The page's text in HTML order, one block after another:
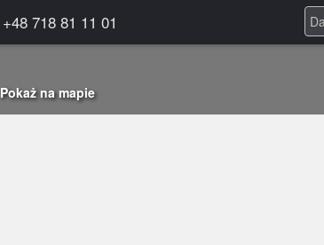
+48 718 81 11 01
Pokaż na mapie